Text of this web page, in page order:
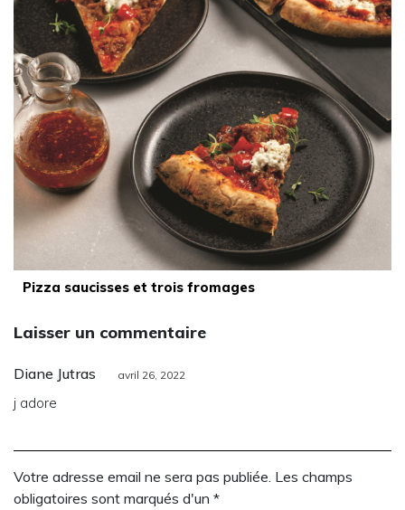
Pizza saucisses et trois fromages
Laisser un commentaire
Diane Jutras avril 26, 2022
j adore
Votre adresse email ne sera pas publiée. Les champs
obligatoires sont marqués d'un *